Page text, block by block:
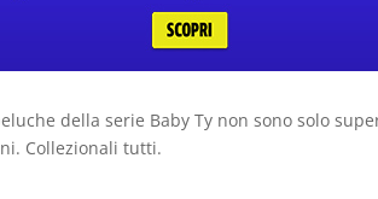
della serie Baby Ty non sono solo
Collezionali tutti.